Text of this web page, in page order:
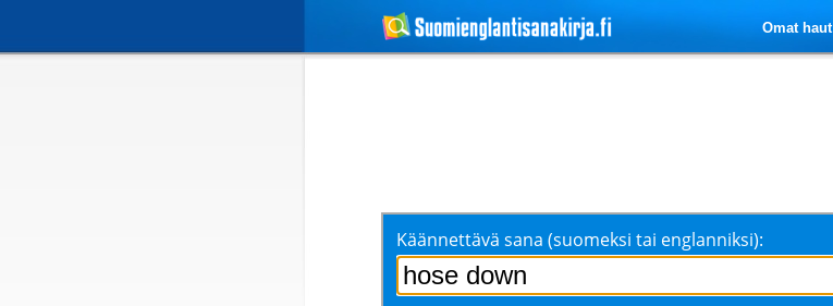
Omat haut
Käännettävä sana (suomeksi tai englanniksi):